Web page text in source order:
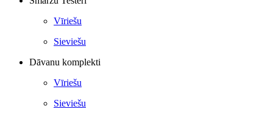
Vīriešu
Sieviešu
Dāvanu komplekti
Vīriešu
Sieviešu